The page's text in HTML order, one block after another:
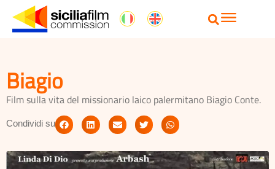
Biagio
Film sulla vita del missionario laico palermitano Biagio Conte.
Condividi su